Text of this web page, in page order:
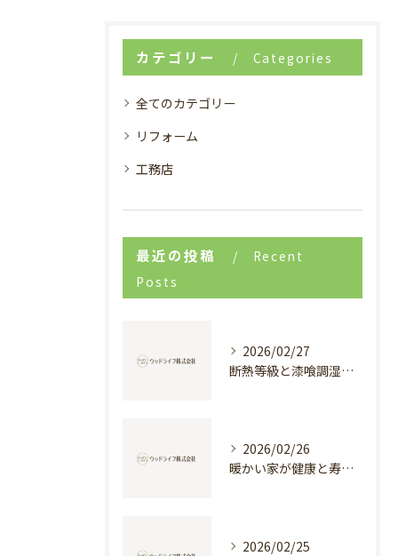
カテゴリー Categories
全てのカテゴリー
リフォーム
工務店
最近の投稿
Recent
Posts
2026/02/27
断熱等級と漆喰調湿で実現する快適新築戸建て
2026/02/26
暖かい家が健康と寿命を支える理由
2026/02/25